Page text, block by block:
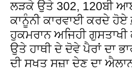
ਲੜਕੇ ਉਤੇ 302, 120ਬੀ
ਕਾਨੂੰਨੀ ਕਾਰਵਾਈ ਕਰਦੇ
ਹੁਕਮਰਾਨ ਅਜਿਹੀ
ਉਤੇ ਹਾਥੀ ਦੇ ਦੋਵੇ ਪੈਰਾਂ ਦਾ
ਦੀ ਸਖਤ ਸਜ਼ਾ ਦੇਣ ਦਾ